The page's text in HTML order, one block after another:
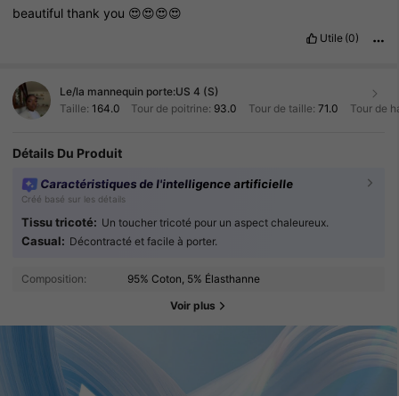
beautifulthankyou 😍😍😍😍
Utile (0)
Le/la mannequin porte:US 4 (S)
Taille: 164.0 Tour de poitrine: 93.0 Tour de taille: 71.0 Tour de
Détails Du Produit
Caractéristiques de l'intelligence artificielle
Créé basé sur les détails
Tissu tricoté: Un toucher tricoté pour un aspect chaleureux.
Casual: Décontracté et facile à porter.
Composition: 95% Coton, 5% Élasthanne
Voir plus